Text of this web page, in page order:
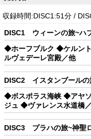
収録時間:DISC1:51分 /
DISC1 ウィーンの旅~ハ
◆ホーフブルク ◆ケルン
ルヴェデーレ宮殿／他
DISC2 イスタンブールの
◆ボスポラス海峡 ◆アヤ
ジュ ◆ヴァレンス水道橋
DISC3 プラハの旅~神聖